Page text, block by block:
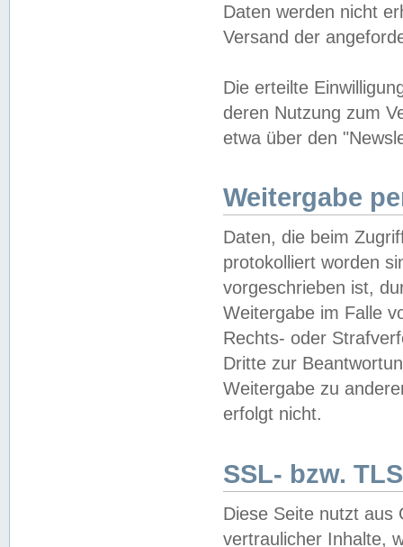
Daten werden nicht
Versand der
Die erteilte
deren Nutzung zum
etwa über den
Weitergabe
Daten, die beim
protokolliert worden
vorgeschrieben ist,
Weitergabe im Falle
Rechts- oder
Dritte zur
Weitergabe zu
erfolgt nicht.
SSL- bzw.
Diese Seite nutzt aus
vertraulicher Inhalte,